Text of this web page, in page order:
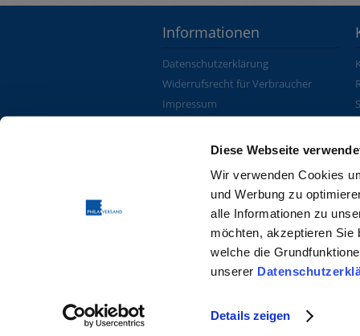
Diese Webseite
Wir verwenden Cookies
und Werbung zu
alle Informationen zu
möchten, akzeptieren
welche die
unserer
Details zeigen
Informationen
Datenschutzerklärung
Widerrufsrecht für Verbraucher
Impressum